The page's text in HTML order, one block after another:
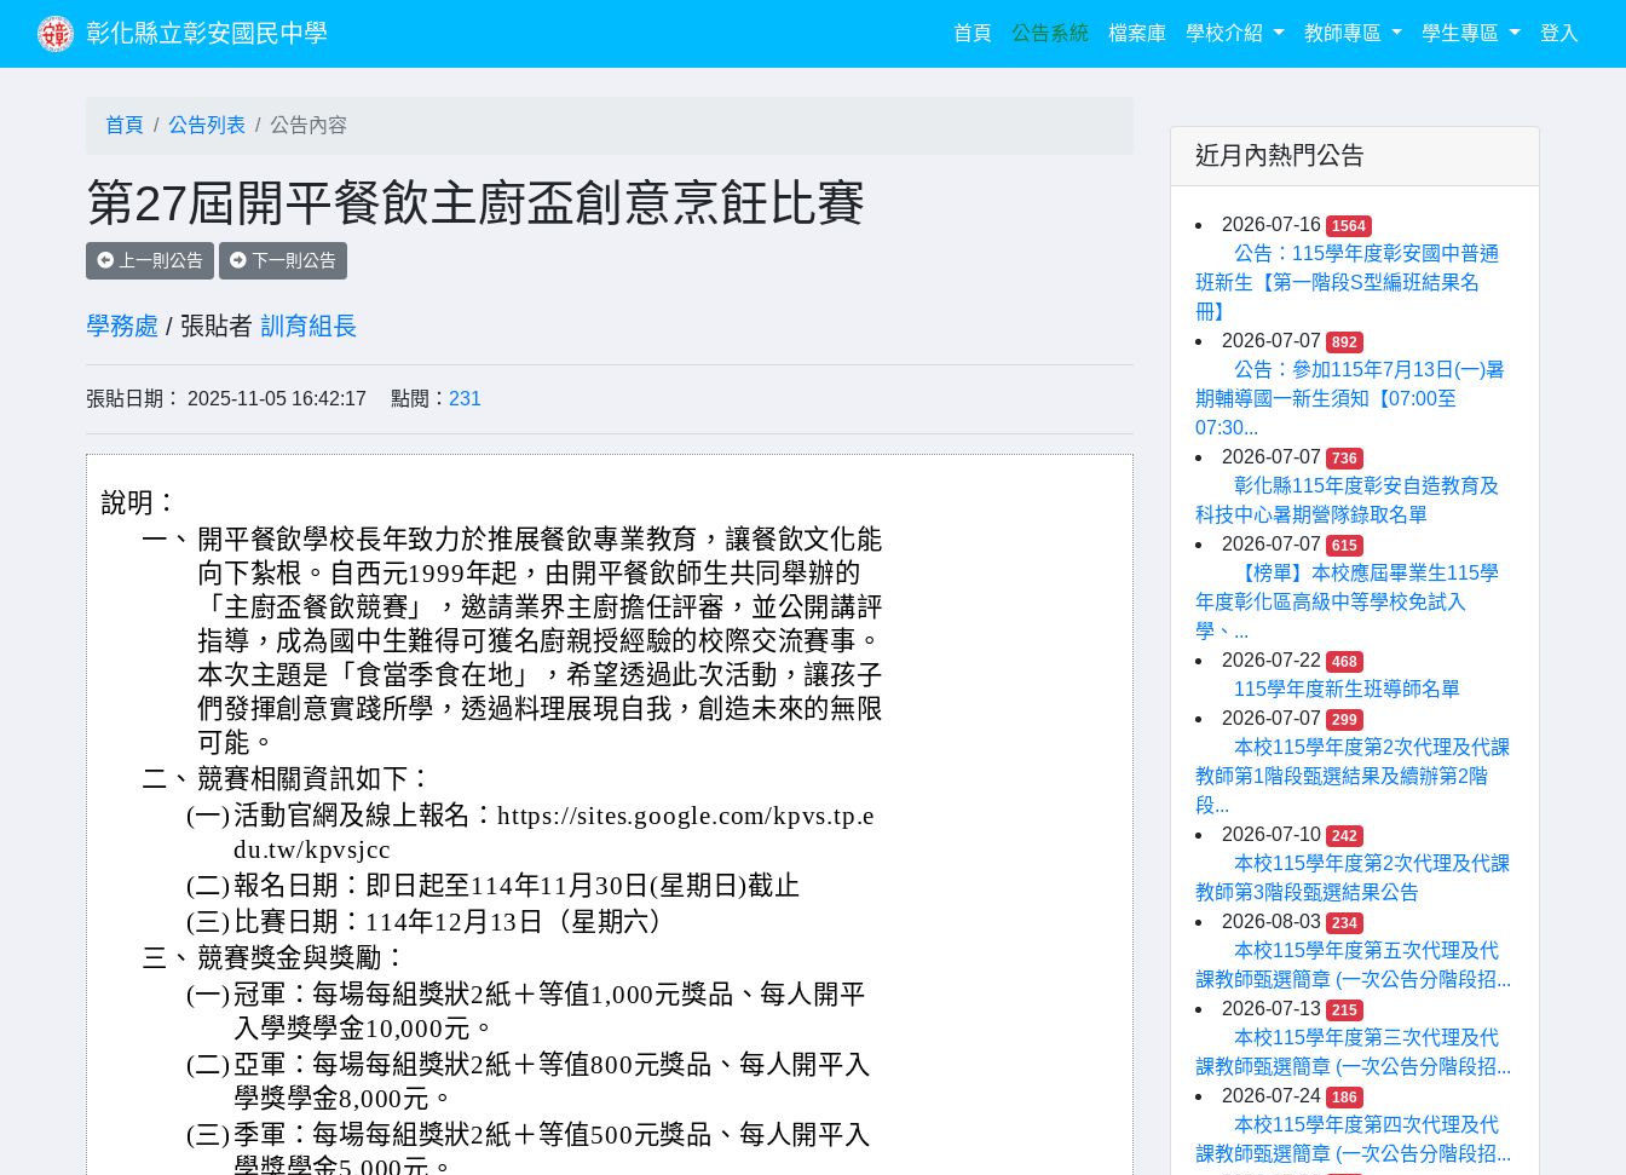
彰化縣立彰安國民中學 首頁(current)
公告系統 檔案庫 學校介紹 教師專區 學生專區 登入
首頁 公告列表 公告內容
第27屆開平餐飲主廚盃創意烹飪比賽
上一則公告 下一則公告
學務處 / 張貼者 訓育組長
張貼日期： 2025-11-05 16:42:17 點閱： 231
說明：
一、 開平餐飲學校長年致力於推展餐飲專業教育，讓餐飲文化能
向下紮根。自西元1999年起，由開平餐飲師生共同舉辦的
「主廚盃餐飲競賽」，邀請業界主廚擔任評審，並公開講評
指導，成為國中生難得可獲名廚親授經驗的校際交流賽事。
本次主題是「食當季食在地」，希望透過此次活動，讓孩子
們發揮創意實踐所學，透過料理展現自我，創造未來的無限
可能。
二、 競賽相關資訊如下：
(一) 活動官網及線上報名：https://sites.google.com/kpvs.tp.e
du.tw/kpvsjcc
(二) 報名日期：即日起至114年11月30日(星期日)截止
(三) 比賽日期：114年12月13日（星期六）
三、 競賽獎金與獎勵：
(一) 冠軍：每場每組獎狀2紙＋等值1,000元獎品、每人開平
入學獎學金10,000元。
(二) 亞軍：每場每組獎狀2紙＋等值800元獎品、每人開平入
學獎學金8,000元。
(三) 季軍：每場每組獎狀2紙＋等值500元獎品、每人開平入
學獎學金5,000元。
近月內熱門公告
2026-07-16 1564
公告：115學年度彰安國中普通
班新生【第一階段S型編班結果名
冊】
2026-07-07
892
公告：參加115年7月13日(一)暑
期輔導國一新生須知【07:00至
07:30...
2026-07-07
736
彰化縣115年度彰安自造教育及
科技中心暑期營隊錄取名單
2026-07-07
615
【榜單】本校應屆畢業生115學
年度彰化區高級中等學校免試入
學、...
2026-07-22
468
115學年度新生班導師名單
2026-07-07
299
本校115學年度第2次代理及代課
教師第1階段甄選結果及續辦第2階
段...
2026-07-10
242
本校115學年度第2次代理及代課
教師第3階段甄選結果公告
2026-08-03
234
本校115學年度第五次代理及代
課教師甄選簡章 (一次公告分階段招...
2026-07-13
215
本校115學年度第三次代理及代
課教師甄選簡章 (一次公告分階段招...
2026-07-24
186
本校115學年度第四次代理及代
課教師甄選簡章 (一次公告分階段招...